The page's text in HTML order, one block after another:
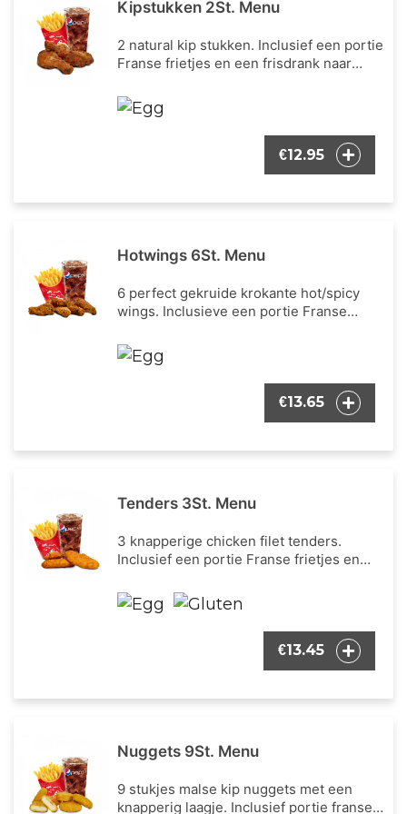
Kipstukken 2St. Menu
2 natural kip stukken. Inclusief een portie
Franse frietjes en een frisdrank naar
€12.95
Hotwings 6St. Menu
6 perfect gekruide krokante hot/spicy
wings. Inclusieve een portie Franse
€13.65
Tenders 3St. Menu
3 knapperige chicken filet tenders.
Inclusief een portie Franse frietjes en
€13.45
Nuggets 9St. Menu
9 stukjes malse kip nuggets met een
knapperig laagje. Inclusief portie franse